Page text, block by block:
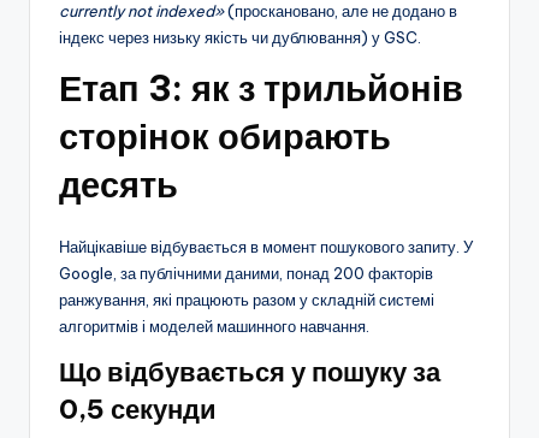
currently not indexed»(проскановано, але не додано в
індекс через низьку якість чи дублювання) у GSC.
Етап 3: як з трильйонів
сторінок обирають
десять
Найцікавіше відбувається в момент пошукового запиту. У
Google, за публічними даними, понад 200 факторів
ранжування, які працюють разом у складній системі
алгоритмів і моделей машинного навчання.
Що відбувається у пошуку за
0,5 секунди